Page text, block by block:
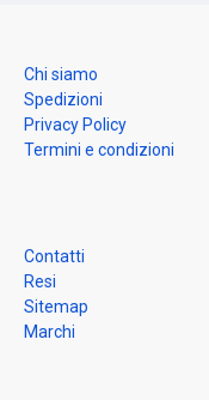
Chi siamo
Spedizioni
Privacy Policy
Termini e condizioni
Contatti
Resi
Sitemap
Marchi